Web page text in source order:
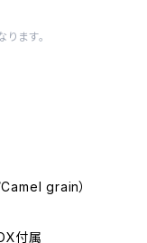
ます。
Camel grain）
付属